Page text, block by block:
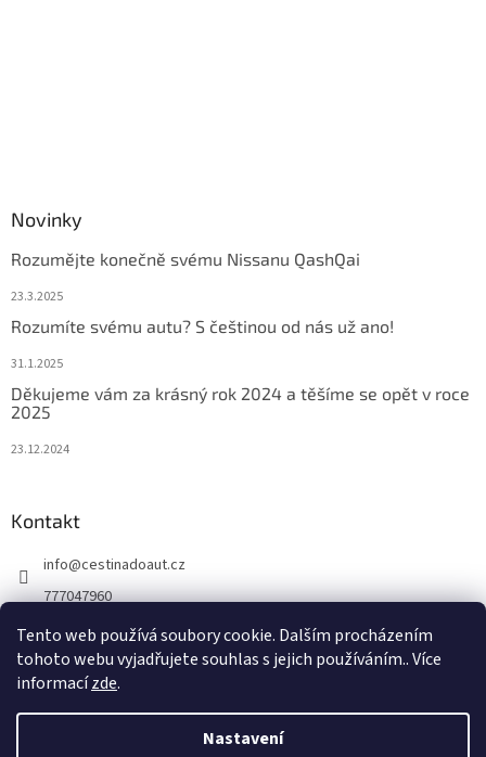
Tento web používá soubory cookie. Dalším procházením
tohoto webu vyjadřujete souhlas s jejich používáním.. Více
informacízde.
Nastavení
Novinky
Rozumějte konečně svému Nissanu QashQai
23.3.2025
Rozumíte svému autu? S češtinou od nás už ano!
31.1.2025
Děkujeme vám za krásný rok 2024 a těšíme se opět v roce
2025
23.12.2024
Kontakt
info@cestinadoaut.cz
777047960
777047960